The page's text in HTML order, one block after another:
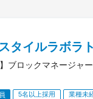
タイルラボラ
】ブロックマネージ
5名以上採用 業種未